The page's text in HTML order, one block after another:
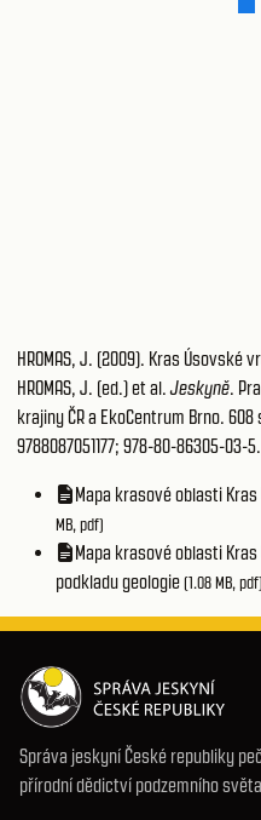
HROMAS, J. (2009). Kras Úsovské
HROMAS, J. (ed.) et al.Jeskyně.
krajiny ČR a EkoCentrum Brno. 608
9788087051177; 978-80-86305-03-5.
Mapa krasové oblasti
MB, pdf)
Mapa krasové oblasti
podkladu geologie(1.08 MB, pdf)
Správa jeskyní České republiky
přírodní dědictví podzemního